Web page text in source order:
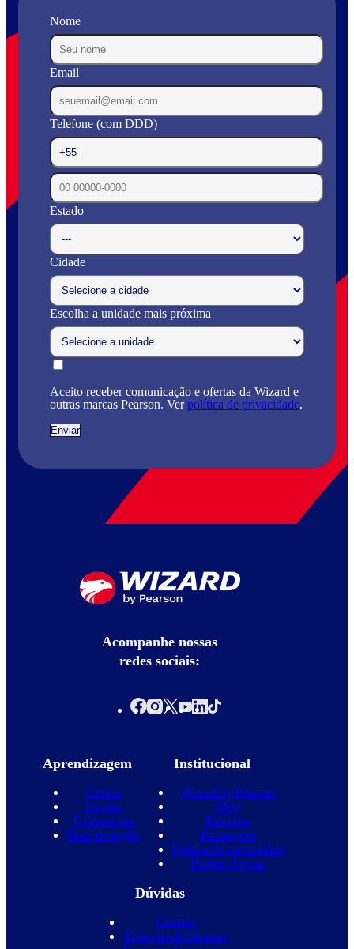
Nome
Email
Telefone (com DDD)
Estado
Cidade
Escolha a unidade mais próxima
Aceito receber comunicação e ofertas da Wizard e
outras marcas Pearson. Verpolítica de privacidade.
Acompanhe nossas
redes sociais:
Aprendizagem
Cursos
Escolas
Diferenciais
Teste de inglês
Institucional
Wizard by Pearson
Blog
Parcerias
Promoções
Política de privacidade
Projeto Águias
Dúvidas
Contato
Franquia de Idiomas